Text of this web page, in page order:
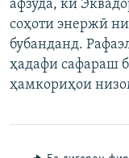
ГУЗОРИШҲОИ
Русский
ПАЙГИРӢ КУНЕД
афзуда, ки
соҳоти энержӣ
бубанданд.
ҳадафи сафараш
ҳамкориҳои